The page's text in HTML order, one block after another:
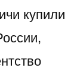
купили